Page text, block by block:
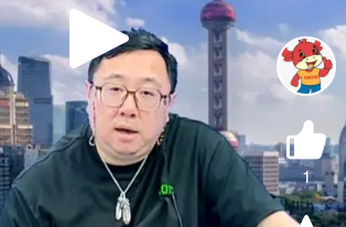
Play
Video
1